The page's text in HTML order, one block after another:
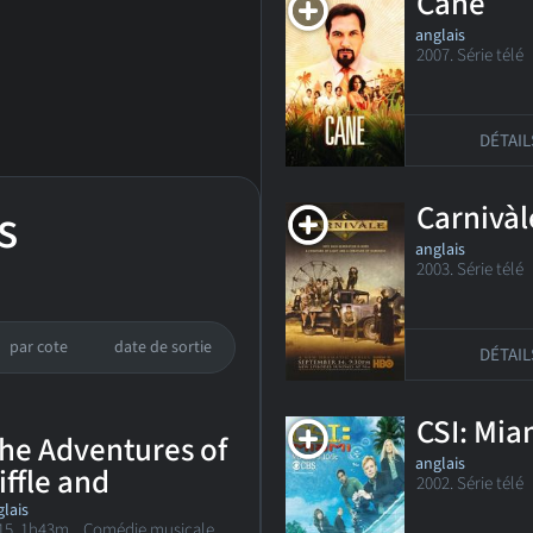
par cote date de sortie
Adventures of
and
anglais
2007. Série
anglais
2003. Série télé
CSI:
anglais
2002. Série télé